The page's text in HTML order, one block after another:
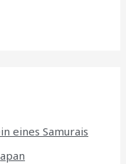
eines Samurais